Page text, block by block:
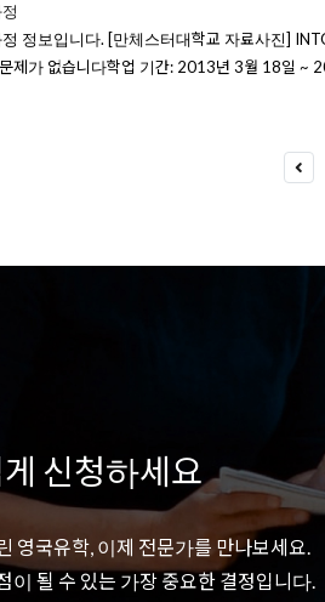
정보입니다. [만체스터대학교 자료사진]
제가 없습니다학업 기간: 2013년 3월 18일 ~
신청하세요
영국유학, 이제 전문가를 만나보세요.
이 될 수 있는 가장 중요한 결정입니다.